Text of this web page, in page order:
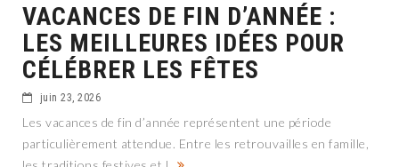
VACANCES DE FIN D’ANNÉE :
LES MEILLEURES IDÉES POUR
CÉLÉBRER LES FÊTES
juin 23, 2026
Les vacances de fin d’année représentent une période
particulièrement attendue. Entre les retrouvailles en famille,